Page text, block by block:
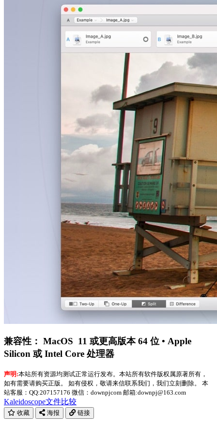
兼容性： MacOS 11 或更高版本 64 位 • Apple
Silicon 或 Intel Core 处理器
声明:本站所有资源均测试正常运行发布。本站所有软件版权属原著所有，
如有需要请购买正版。 如有侵权，敬请来信联系我们，我们立刻删除。 本
站客服：QQ:207157176 微信：downpjcom 邮箱:downpj@163.com
Kaleidoscope文件比较
收藏 海报 链接